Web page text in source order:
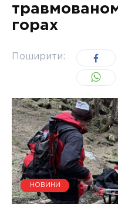
УКРАЇНА
горах
Поширити:
НОВИНИ